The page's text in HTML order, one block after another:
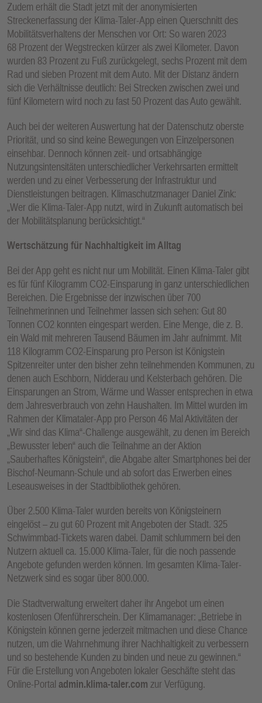
Zudem erhält die Stadt jetzt mit der anonymisierten
Streckenerfassung der Klima-Taler-App einen Querschnitt des
Mobilitätsverhaltens der Menschen vor Ort: So waren 2023
68 Prozent der Wegstrecken kürzer als zwei Kilometer. Davon
wurden 83 Prozent zu Fuß zurückgelegt, sechs Prozent mit dem
Rad und sieben Prozent mit dem Auto. Mit der Distanz ändern
sich die Verhältnisse deutlich: Bei Strecken zwischen zwei und
fünf Kilometern wird noch zu fast 50 Prozent das Auto gewählt.
Auch bei der weiteren Auswertung hat der Datenschutz oberste
Priorität, und so sind keine Bewegungen von Einzelpersonen
einsehbar. Dennoch können zeit- und ortsabhängige
Nutzungsintensitäten unterschiedlicher Verkehrsarten ermittelt
werden und zu einer Verbesserung der Infrastruktur und
Dienstleistungen beitragen. Klimaschutzmanager Daniel Zink:
„Wer die Klima-Taler-App nutzt, wird in Zukunft automatisch bei
der Mobilitätsplanung berücksichtigt.“
Wertschätzung für Nachhaltigkeit im Alltag
Bei der App geht es nicht nur um Mobilität. Einen Klima-Taler gibt
es für fünf Kilogramm CO2-Einsparung in ganz unterschiedlichen
Bereichen. Die Ergebnisse der inzwischen über 700
Teilnehmerinnen und Teilnehmer lassen sich sehen: Gut 80
Tonnen CO2 konnten eingespart werden. Eine Menge, die z. B.
ein Wald mit mehreren Tausend Bäumen im Jahr aufnimmt. Mit
118 Kilogramm CO2-Einsparung pro Person ist Königstein
Spitzenreiter unter den bisher zehn teilnehmenden Kommunen, zu
denen auch Eschborn, Nidderau und Kelsterbach gehören. Die
Einsparungen an Strom, Wärme und Wasser entsprechen in etwa
dem Jahresverbrauch von zehn Haushalten. Im Mittel wurden im
Rahmen der Klimataler-App pro Person 46 Mal Aktivitäten der
„Wir sind das Klima“-Challenge ausgewählt, zu denen im Bereich
„Bewusster leben“ auch die Teilnahme an der Aktion
„Sauberhaftes Königstein“, die Abgabe alter Smartphones bei der
Bischof-Neumann-Schule und ab sofort das Erwerben eines
Leseausweises in der Stadtbibliothek gehören.
Über 2.500 Klima-Taler wurden bereits von Königsteinern
eingelöst – zu gut 60 Prozent mit Angeboten der Stadt. 325
Schwimmbad-Tickets waren dabei. Damit schlummern bei den
Nutzern aktuell ca. 15.000 Klima-Taler, für die noch passende
Angebote gefunden werden können. Im gesamten Klima-Taler-
Netzwerk sind es sogar über 800.000.
Die Stadtverwaltung erweitert daher ihr Angebot um einen
kostenlosen Ofenführerschein. Der Klimamanager: „Betriebe in
Königstein können gerne jederzeit mitmachen und diese Chance
nutzen, um die Wahrnehmung ihrer Nachhaltigkeit zu verbessern
und so bestehende Kunden zu binden und neue zu gewinnen.“
Für die Erstellung von Angeboten lokaler Geschäfte steht das
Online-Portal admin.klima-taler.com zur Verfügung.